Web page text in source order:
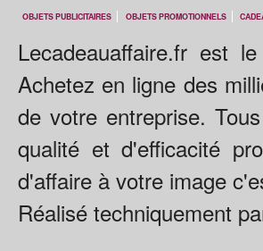
OBJETS PUBLICITAIRES OBJETS PROMOTIONNELS
Lecadeauaffaire.fr est
Achetez en ligne des
de votre entreprise.
qualité et d'efficacité
d'affaire à votre image
Réalisé techniquement